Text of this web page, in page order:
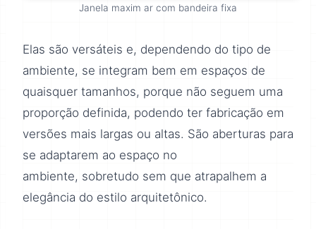
Janela maxim ar com bandeira fixa
Elas são versáteis e, dependendo do tipo de
ambiente, se integram bem em espaços de
quaisquer tamanhos, porque não seguem uma
proporção definida, podendo ter fabricação em
versões mais largas ou altas. São aberturas para
se adaptarem ao espaço no
ambiente, sobretudo sem que atrapalhem a
elegância do estilo arquitetônico.